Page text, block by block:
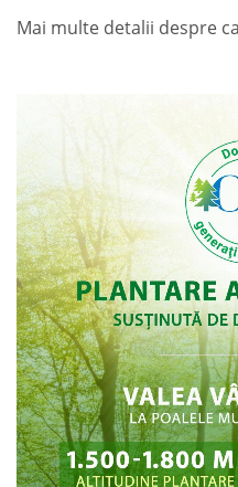
Mai multe detalii despre